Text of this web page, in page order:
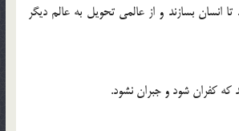
انسان بسازند و از عالمى تحویل به عالم دیگر
کفران شود و جبران نشود.